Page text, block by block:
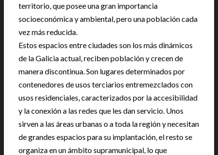
territorio, que posee una gran importancia
socioeconómica y ambiental, pero una población cada
vez más reducida.
Estos espacios entre ciudades son los más dinámicos
de la Galicia actual, reciben población y crecen de
manera discontinua. Son lugares determinados por
contenedores de usos terciarios entremezclados con
usos residenciales, caracterizados por la accesibilidad
y la conexión a las redes que les dan servicio. Unos
sirven a las áreas urbanas o a toda la región y necesitan
de grandes espacios para su implantación, el resto se
organiza en un ámbito supramunicipal, lo que